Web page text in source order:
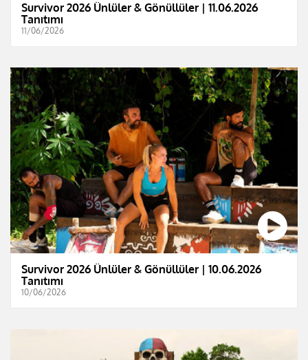
Survivor 2026 Ünlüler & Gönüllüler | 11.06.2026
Tanıtımı
11/06/2026
Survivor 2026 Ünlüler & Gönüllüler | 10.06.2026
Tanıtımı
10/06/2026